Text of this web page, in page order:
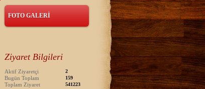
FOTO GALERİ
Ziyaret Bilgileri
Aktif Ziyaretçi 2
Bugün Toplam 159
Toplam Ziyaret 541223